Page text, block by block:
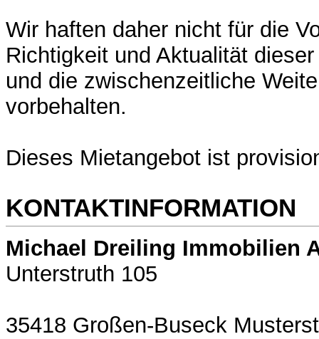
Wir haften daher nicht für die
Richtigkeit und Aktualität
und die zwischenzeitliche
vorbehalten.
Dieses Mietangebot ist
KONTAKTINFORMATION
Michael Dreiling Immobilien
Unterstruth 105
35418 Großen-Buseck